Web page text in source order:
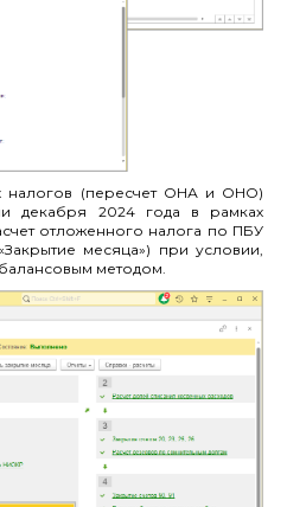
налогов (пересчет ОНА и ОНО)
декабря 2024 года в рамках
отложенного налога по ПБУ
месяца») при условии,
методом.